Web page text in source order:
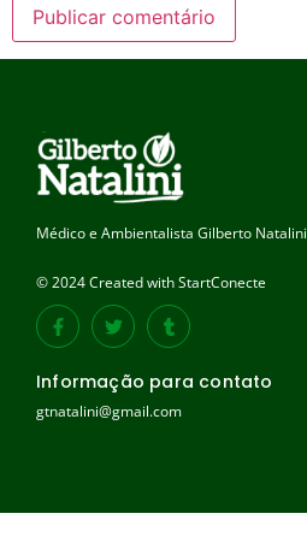
Médico e Ambientalista Gilberto Natalini
© 2024 Created with StartConecte
Informação para contato
gtnatalini@gmail.com